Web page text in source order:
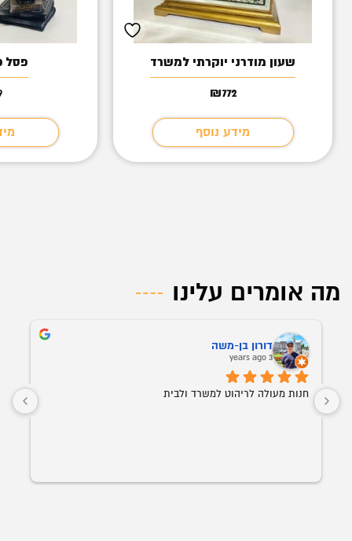
שעון מודרני יוקרתי למשרד
₪772
מידע נוסף
פסל
מה אומרים עלינו
דורון בן-משה
3 years ago
חנות מעולה לריהוט למשרד ולבית